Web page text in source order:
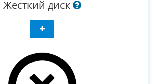
Жесткий диск